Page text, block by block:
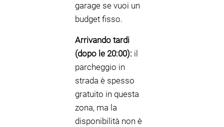
garage se vuoi un
budget fisso.
Arrivando tardi
(dopo le 20:00): il
parcheggio in
strada è spesso
gratuito in questa
zona, ma la
disponibilità non è